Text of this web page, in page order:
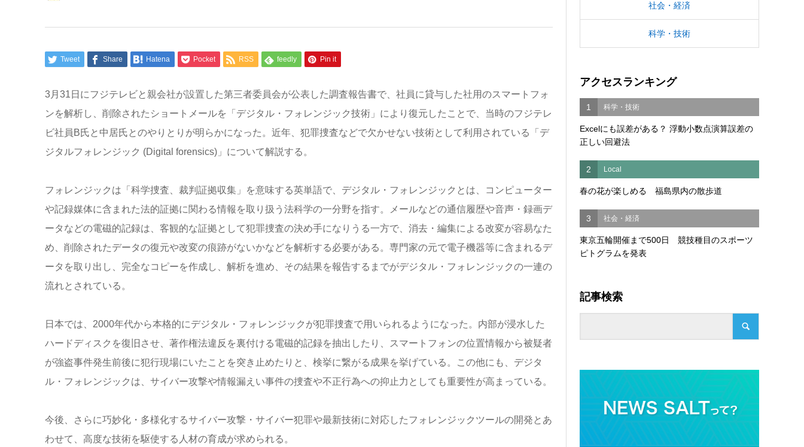
Tweet Share Hatena Pocket RSS feedly Pin it
3月31日にフジテレビと親会社が設置した第三者委員会が公表した調査報告書で、社員に貸与した社用のスマートフォ
ンを解析し、削除されたショートメールを「デジタル・フォレンジック技術」により復元したことで、当時のフジテレ
ビ社員B氏と中居氏とのやりとりが明らかになった。近年、犯罪捜査などで欠かせない技術として利用されている「デ
ジタルフォレンジック (Digital forensics)」について解説する。
フォレンジックは「科学捜査、裁判証拠収集」を意味する英単語で、デジタル・フォレンジックとは、コンピューター
や記録媒体に含まれた法的証拠に関わる情報を取り扱う法科学の一分野を指す。メールなどの通信履歴や音声・録画デ
ータなどの電磁的記録は、客観的な証拠として犯罪捜査の決め手になりうる一方で、消去・編集による改変が容易なた
め、削除されたデータの復元や改変の痕跡がないかなどを解析する必要がある。専門家の元で電子機器等に含まれるデ
ータを取り出し、完全なコピーを作成し、解析を進め、その結果を報告するまでがデジタル・フォレンジックの一連の
流れとされている。
日本では、2000年代から本格的にデジタル・フォレンジックが犯罪捜査で用いられるようになった。内部が浸水した
ハードディスクを復旧させ、著作権法違反を裏付ける電磁的記録を抽出したり、スマートフォンの位置情報から被疑者
が強盗事件発生前後に犯行現場にいたことを突き止めたりと、検挙に繋がる成果を挙げている。この他にも、デジタ
ル・フォレンジックは、サイバー攻撃や情報漏えい事件の捜査や不正行為への抑止力としても重要性が高まっている。
今後、さらに巧妙化・多様化するサイバー攻撃・サイバー犯罪や最新技術に対応したフォレンジックツールの開発とあ
わせて、高度な技術を駆使する人材の育成が求められる。
社会・経済
科学・技術
アクセスランキング
1 科学・技術
Excelにも誤差がある？ 浮動小数点演算誤差の
正しい回避法
2 Local
春の花が楽しめる 福島県内の散歩道
3 社会・経済
東京五輪開催まで500日 競技種目のスポーツ
ピトグラムを発表
記事検索